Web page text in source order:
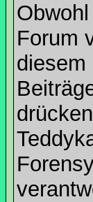
Forum
diesem